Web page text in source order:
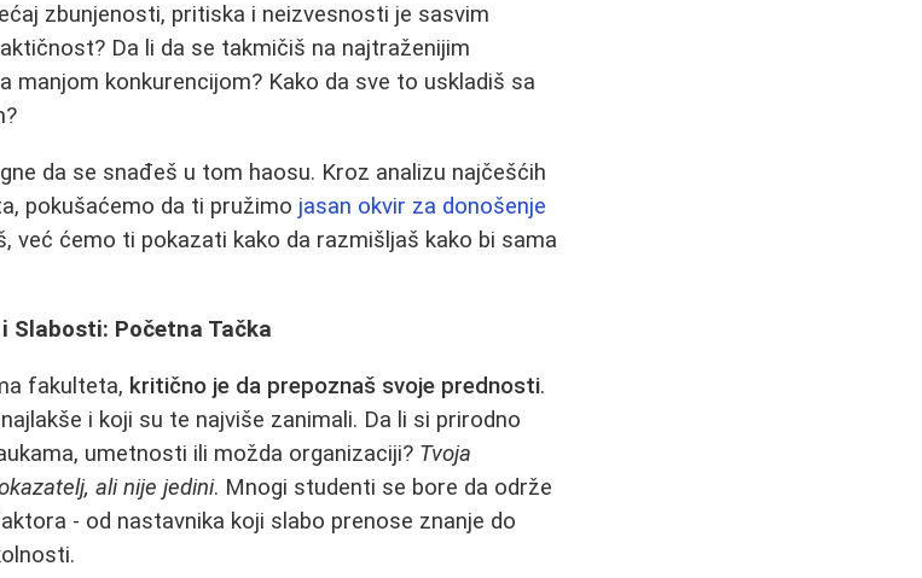
zbunjenosti, pritiska i neizvesnosti je sasvim
Da li da se takmičiš na najtraženijim
manjom konkurencijom? Kako da sve to uskladiš sa
da se snađeš u tom haosu. Kroz analizu najčešćih
pokušaćemo da ti pružimo jasan okvir za donošenje
već ćemo ti pokazati kako da razmišljaš kako bi sama
Slabosti: Početna Tačka
fakulteta, kritično je da prepoznaš svoje prednosti.
i koji su te najviše zanimali. Da li si prirodno
umetnosti ili možda organizaciji? Tvoja
ali nije jedini. Mnogi studenti se bore da održe
- od nastavnika koji slabo prenose znanje do